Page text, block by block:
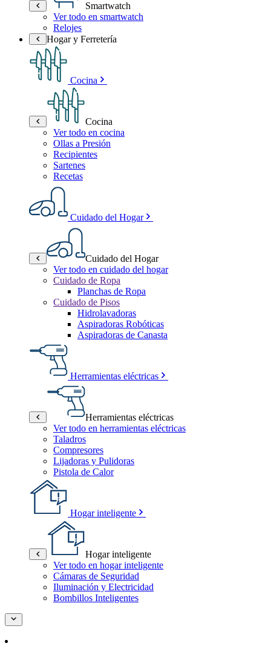
Smartwatch
Ver todo en smartwatch
Relojes
Hogar y Ferretería
Cocina
Cocina
Ver todo en cocina
Ollas a Presión
Recipientes
Sartenes
Recetas
Cuidado del Hogar
Cuidado del Hogar
Ver todo en cuidado del hogar
Cuidado de Ropa
Planchas de Ropa
Cuidado de Pisos
Hidrolavadoras
Aspiradoras Robóticas
Aspiradoras de Canasta
Herramientas eléctricas
Herramientas eléctricas
Ver todo en herramientas eléctricas
Taladros
Compresores
Lijadoras y Pulidoras
Pistola de Calor
Hogar inteligente
Hogar inteligente
Ver todo en hogar inteligente
Cámaras de Seguridad
Iluminación y Electricidad
Bombillos Inteligentes